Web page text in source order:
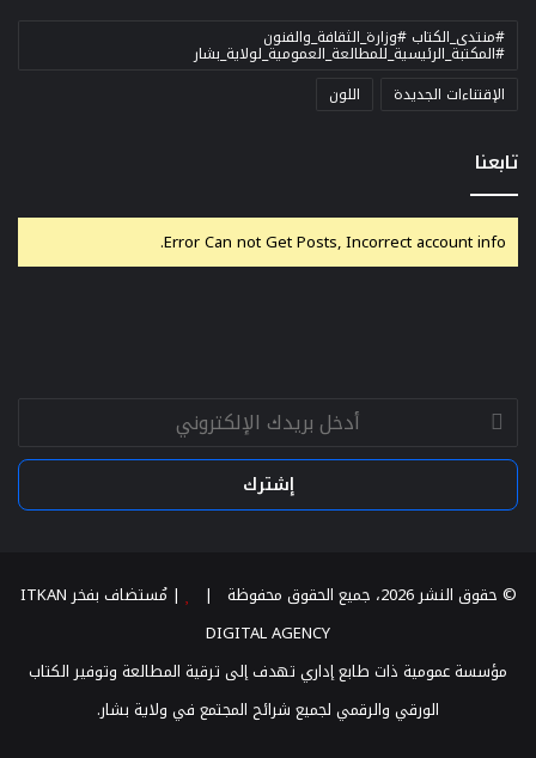
#منتدى_الكتاب #وزارة_الثقافة_والفنون
#المكتبة_الرئيسية_للمطالعة_العمومية_لولاية_بشار
الإقتناءات الجديدة
اللون
تابعنا
Error Can not Get Posts, Incorrect account info.
أدخل
بريدك
الإلكتروني
© حقوق النشر 2026، جميع الحقوق محفوظة | | مُستضاف بفخرITKAN
DIGITAL AGENCY
مؤسسة عمومية ذات طابع إداري تهدف إلى ترقية المطالعة وتوفير الكتاب
الورقي والرقمي لجميع شرائح المجتمع في ولاية بشار.